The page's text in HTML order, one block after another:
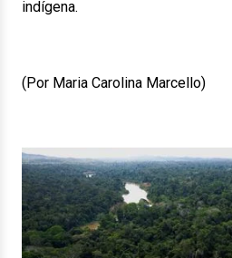
indígena.
(Por Maria Carolina Marcello)